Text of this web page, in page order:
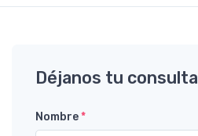
Déjanos tu consulta
Nombre*